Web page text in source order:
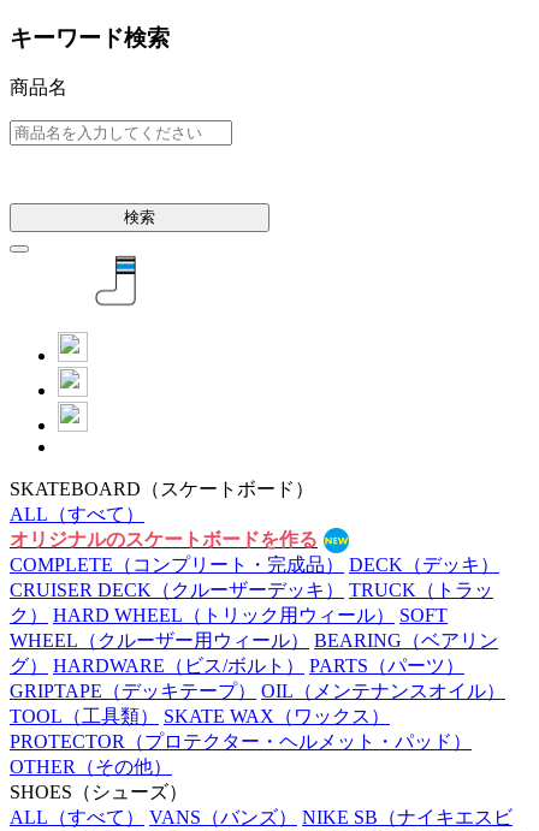
キーワード検索
商品名
検索
SKATEBOARD （スケートボード）
ALL （すべて）
オリジナルのスケートボードを作る
COMPLETE （コンプリート・完成品） DECK （デッキ）
CRUISER DECK （クルーザーデッキ） TRUCK （トラッ
ク）
HARD WHEEL （トリック用ウィール）
SOFT
WHEEL （クルーザー用ウィール） BEARING （ベアリン
グ）
HARDWARE （ビス/ボルト） PARTS （パーツ）
GRIPTAPE （デッキテープ） OIL （メンテナンスオイル）
TOOL （工具類） SKATE WAX （ワックス）
PROTECTOR （プロテクター・ヘルメット・パッド）
OTHER （その他）
SHOES （シューズ）
ALL （すべて） VANS （バンズ） NIKE SB （ナイキエスビ